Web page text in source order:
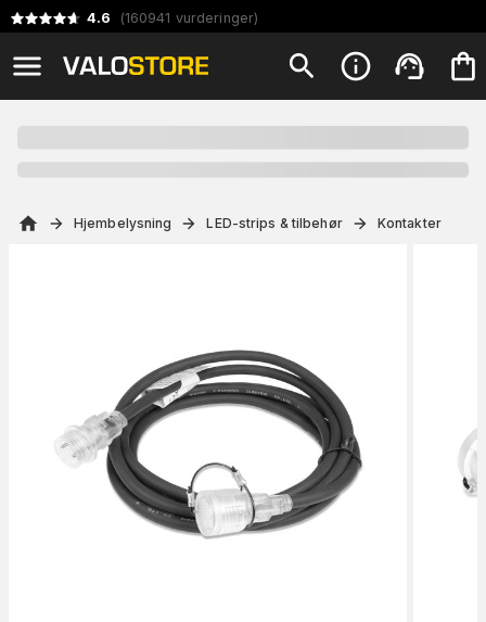
4.6 (160941 vurderinger)
Hjembelysning LED-strips & tilbehør Kontakter